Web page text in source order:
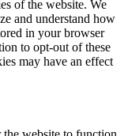
of the website. We
and understand how
in your browser
to opt-out of these
may have an effect